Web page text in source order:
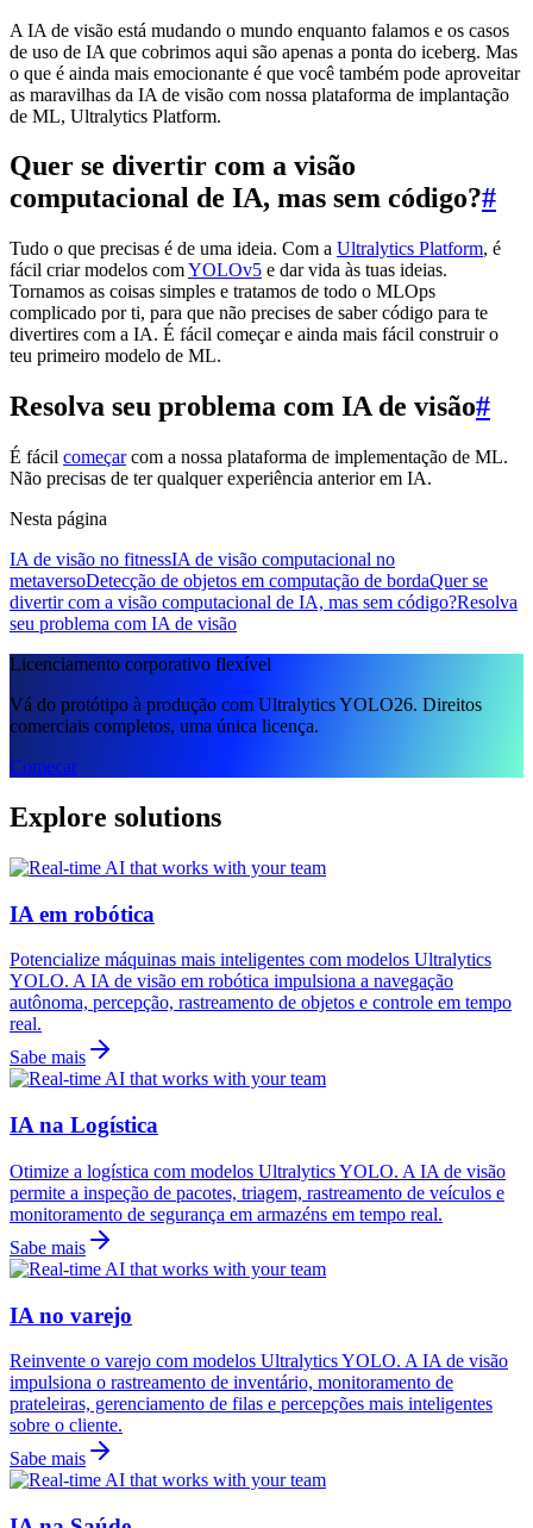
A IA de visão está mudando o mundo enquanto falamos e os casos
de uso de IA que cobrimos aqui são apenas a ponta do iceberg. Mas
o que é ainda mais emocionante é que você também pode aproveitar
as maravilhas da IA de visão com nossa plataforma de implantação
de ML, Ultralytics Platform.
Quer se divertir com a visão
computacional de IA, mas sem código?#
Tudo o que precisas é de uma ideia. Com a Ultralytics Platform, é
fácil criar modelos comYOLOv5 e dar vida às tuas ideias.
Tornamos as coisas simples e tratamos de todo o MLOps
complicado por ti, para que não precises de saber código para te
divertires com a IA. É fácil começar e ainda mais fácil construir o
teu primeiro modelo de ML.
Resolva seu problema com IA de visão#
É fácil começarcom a nossa plataforma de implementação de ML.
Não precisas de ter qualquer experiência anterior em IA.
Nesta página
IA de visão no fitnessIA de visão computacional no
metaversoDetecção de objetos em computação de bordaQuer se
divertir com a visão computacional de IA, mas sem código?Resolva
seu problema com IA de visão
Licenciamento corporativo flexível
Vá do protótipo à produção com Ultralytics YOLO26. Direitos
comerciais completos, uma única licença.
Começar
Explore solutions
IA em robótica
Potencialize máquinas mais inteligentes com modelos Ultralytics
YOLO. A IA de visão em robótica impulsiona a navegação
autônoma, percepção, rastreamento de objetos e controle em tempo
real.
Sabe mais
IA na Logística
Otimize a logística com modelos Ultralytics YOLO. A IA de visão
permite a inspeção de pacotes, triagem, rastreamento de veículos e
monitoramento de segurança em armazéns em tempo real.
Sabe mais
IA no varejo
Reinvente o varejo com modelos Ultralytics YOLO. A IA de visão
impulsiona o rastreamento de inventário, monitoramento de
prateleiras, gerenciamento de filas e percepções mais inteligentes
sobre o cliente.
Sabe mais